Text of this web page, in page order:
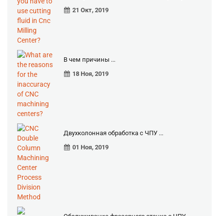
21 Окт, 2019
В чем причины ...
18 Ноя, 2019
Двухколонная обработка с ЧПУ ...
01 Ноя, 2019